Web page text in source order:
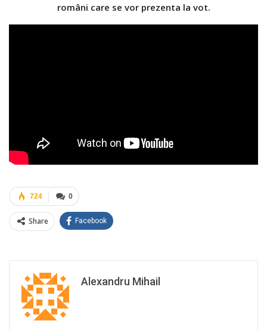
români care se vor prezenta la vot.
0
724
Share Facebook
Alexandru Mihail